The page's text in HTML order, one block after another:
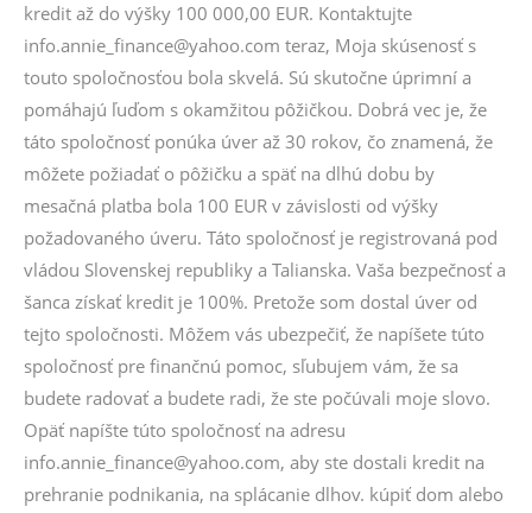
kredit až do výšky 100 000,00 EUR. Kontaktujte
info.annie_finance@yahoo.com teraz, Moja skúsenosť s
touto spoločnosťou bola skvelá. Sú skutočne úprimní a
pomáhajú ľuďom s okamžitou pôžičkou. Dobrá vec je, že
táto spoločnosť ponúka úver až 30 rokov, čo znamená, že
môžete požiadať o pôžičku a späť na dlhú dobu by
mesačná platba bola 100 EUR v závislosti od výšky
požadovaného úveru. Táto spoločnosť je registrovaná pod
vládou Slovenskej republiky a Talianska. Vaša bezpečnosť a
šanca získať kredit je 100%. Pretože som dostal úver od
tejto spoločnosti. Môžem vás ubezpečiť, že napíšete túto
spoločnosť pre finančnú pomoc, sľubujem vám, že sa
budete radovať a budete radi, že ste počúvali moje slovo.
Opäť napíšte túto spoločnosť na adresu
info.annie_finance@yahoo.com, aby ste dostali kredit na
prehranie podnikania, na splácanie dlhov. kúpiť dom alebo